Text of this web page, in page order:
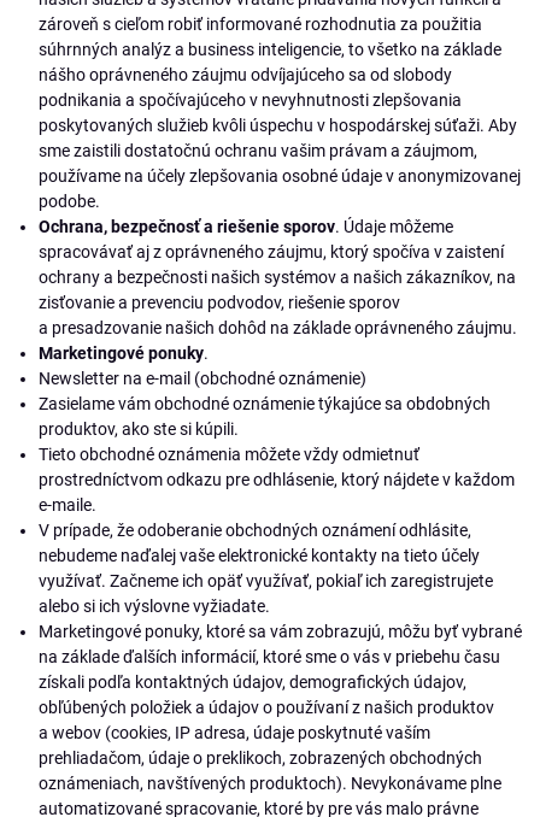
zároveň s cieľom robiť informované rozhodnutia za použitia
súhrnných analýz a business inteligencie, to všetko na základe
nášho oprávneného záujmu odvíjajúceho sa od slobody
podnikania a spočívajúceho v nevyhnutnosti zlepšovania
poskytovaných služieb kvôli úspechu v hospodárskej súťaži. Aby
sme zaistili dostatočnú ochranu vašim právam a záujmom,
používame na účely zlepšovania osobné údaje v anonymizovanej
podobe.
Ochrana, bezpečnosť a riešenie sporov. Údaje môžeme
spracovávať aj z oprávneného záujmu, ktorý spočíva v zaistení
ochrany a bezpečnosti našich systémov a našich zákazníkov, na
zisťovanie a prevenciu podvodov, riešenie sporov
a presadzovanie našich dohôd na základe oprávneného záujmu.
Marketingové ponuky.
Newsletter na e-mail (obchodné oznámenie)
Zasielame vám obchodné oznámenie týkajúce sa obdobných
produktov, ako ste si kúpili.
Tieto obchodné oznámenia môžete vždy odmietnuť
prostredníctvom odkazu pre odhlásenie, ktorý nájdete v každom
e-maile.
V prípade, že odoberanie obchodných oznámení odhlásite,
nebudeme naďalej vaše elektronické kontakty na tieto účely
využívať. Začneme ich opäť využívať, pokiaľ ich zaregistrujete
alebo si ich výslovne vyžiadate.
Marketingové ponuky, ktoré sa vám zobrazujú, môžu byť vybrané
na základe ďalších informácií, ktoré sme o vás v priebehu času
získali podľa kontaktných údajov, demografických údajov,
obľúbených položiek a údajov o používaní z našich produktov
a webov (cookies, IP adresa, údaje poskytnuté vaším
prehliadačom, údaje o preklikoch, zobrazených obchodných
oznámeniach, navštívených produktoch). Nevykonávame plne
automatizované spracovanie, ktoré by pre vás malo právne